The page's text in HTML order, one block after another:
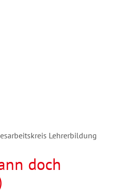
Lehrerbildung
doch